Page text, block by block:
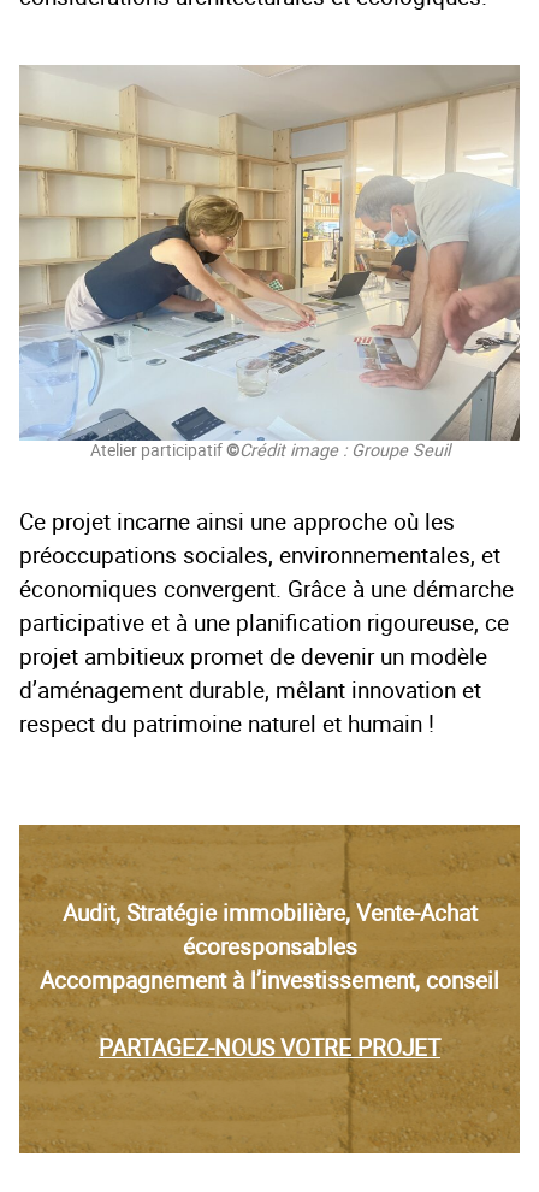
Atelier participatif©Crédit image : Groupe Seuil
Ce projet incarne ainsi une approche où les
préoccupations sociales, environnementales, et
économiques convergent. Grâce à une démarche
participative et à une planification rigoureuse, ce
projet ambitieux promet de devenir un modèle
d’aménagement durable, mêlant innovation et
respect du patrimoine naturel et humain !
Audit, Stratégie immobilière, Vente-Achat
écoresponsables
Accompagnement à l’investissement, conseil
PARTAGEZ-NOUS VOTRE PROJET